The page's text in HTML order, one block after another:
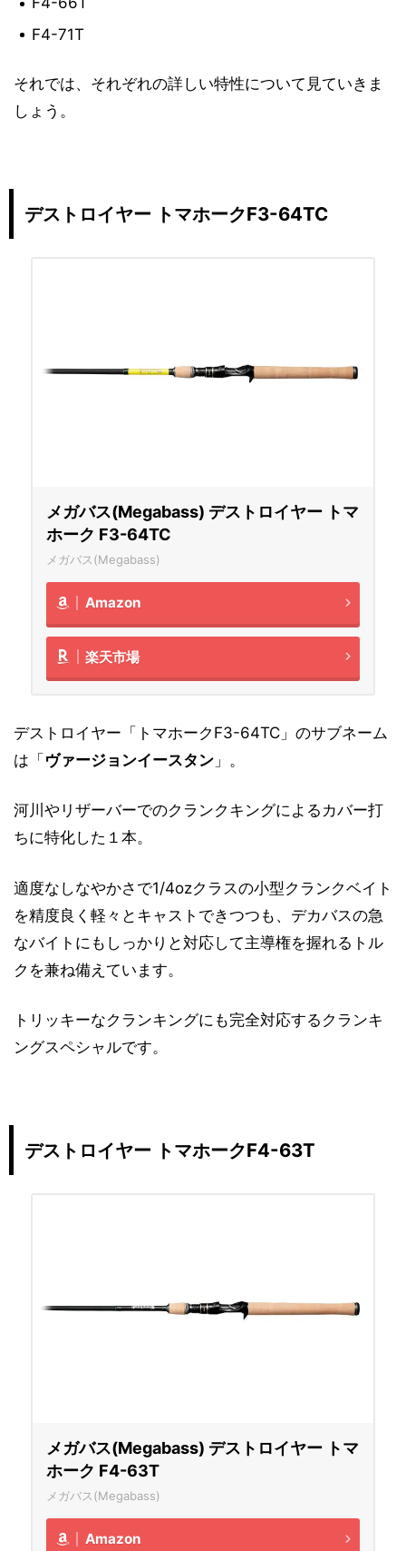
F4-71T
それでは、それぞれの詳しい特性について見ていきま
しょう。
デストロイヤー トマホークF3-64TC
メガバス(Megabass) デストロイヤー トマ
ホーク F3-64TC
メガバス(Megabass)
Amazon
楽天市場
デストロイヤー「トマホークF3-64TC」のサブネーム
は「ヴァージョンイースタン 」。
河川やリザーバーでのクランクキングによるカバー打
ちに特化した１本。
適度なしなやかさで1/4ozクラスの小型クランクベイト
を精度良く軽々とキャストできつつも、デカバスの急
なバイトにもしっかりと対応して主導権を握れるトル
クを兼ね備えています。
トリッキーなクランキングにも完全対応するクランキ
ングスペシャルです。
デストロイヤー トマホークF4-63T
メガバス(Megabass) デストロイヤー トマ
ホーク F4-63T
メガバス(Megabass)
Amazon